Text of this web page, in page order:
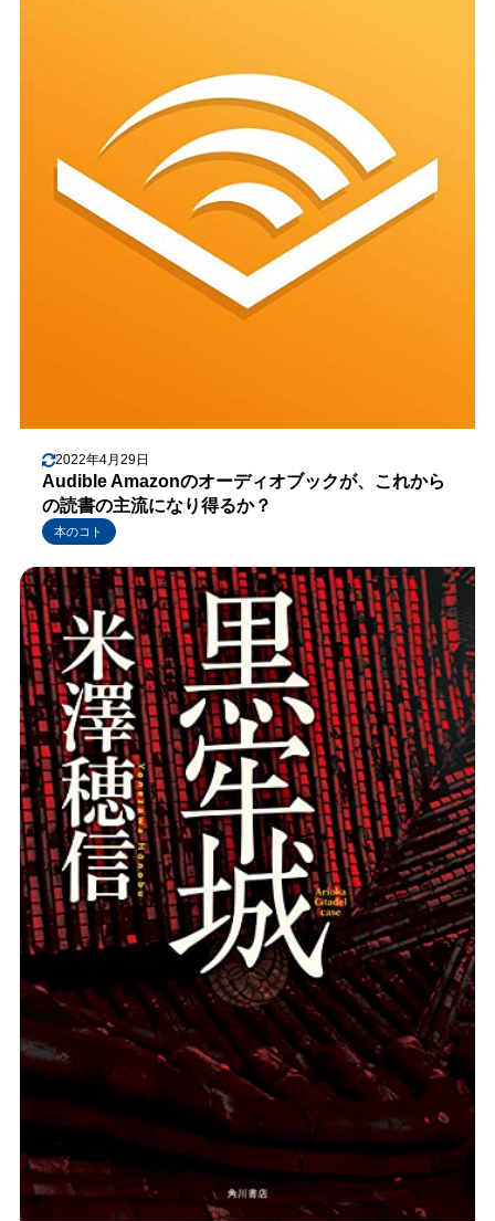
2022年4月29日
Audible Amazonのオーディオブックが、これから
の読書の主流になり得るか？
本のコト